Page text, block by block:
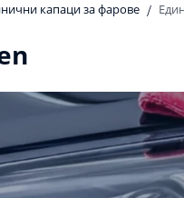
капаци за фарове